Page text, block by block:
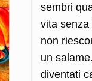
sembri
vita
non
un
diventati